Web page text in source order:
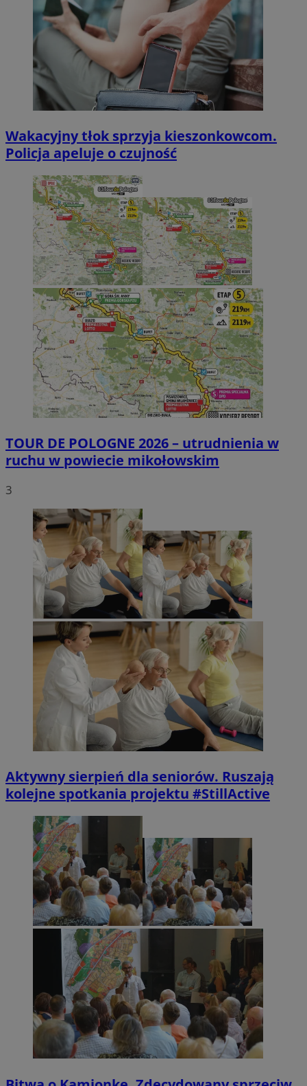
Wakacyjny tłok sprzyja kieszonkowcom.
Policja apeluje o czujność
TOUR DE POLOGNE 2026 – utrudnienia w
ruchu w powiecie mikołowskim
3
Aktywny sierpień dla seniorów. Ruszają
kolejne spotkania projektu #StillActive